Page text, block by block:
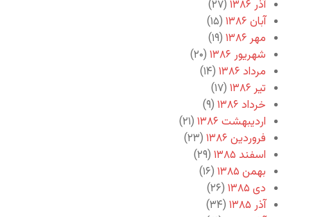
آذر ۱۳۸۶
(۲۷)
آبان ۱۳۸۶
(۱۵)
مهر ۱۳۸۶
(۱۹)
شهریور ۱۳۸۶
(۲۰)
مرداد ۱۳۸۶
(۱۴)
تیر ۱۳۸۶
(۱۷)
خرداد ۱۳۸۶
(۹)
اردیبهشت ۱۳۸۶
(۲۱)
فروردین ۱۳۸۶
(۲۳)
اسفند ۱۳۸۵
(۲۹)
بهمن ۱۳۸۵
(۱۶)
دی ۱۳۸۵
(۲۶)
آذر ۱۳۸۵
(۳۴)